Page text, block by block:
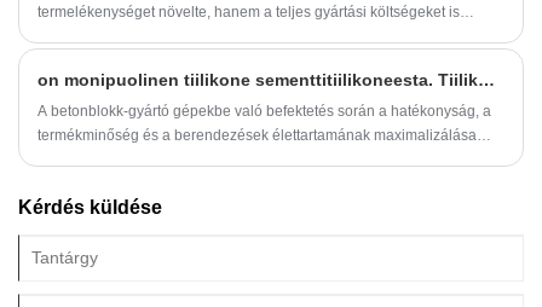
termelékenységet növelte, hanem a teljes gyártási költségeket is
on monipuolinen tiilikone sementtitiilikoneesta. Tiilikonemarkkinoilla automaattisen sementtitiilien valmistuskoneen ilmestyminen on parantanut rakennusmateriaalien laatua entisestään ja tehnyt rakentamisesta tehokkaampaa ja kätevämpää. Raaka-aineiden käyttökelpoisuuden lisääntyessä sementtitiilikoneiden taloudelliset ja sosiaaliset hyödyt ovat myös täysin todistettu.
A betonblokk-gyártó gépekbe való befektetés során a hatékonyság, a
termékminőség és a berendezések élettartamának maximalizálása
Kérdés küldése